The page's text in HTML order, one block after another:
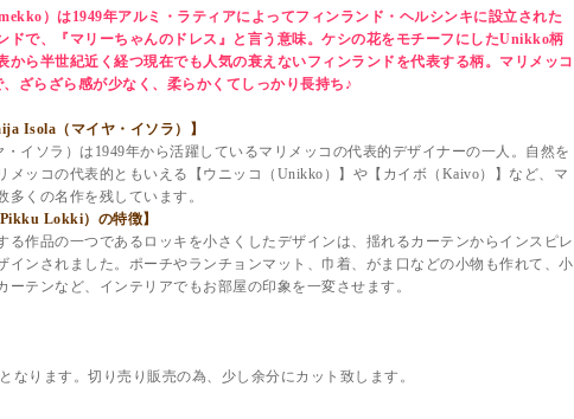
）は1949年アルミ・ラティアによってフィンランド・ヘルシンキに設立された
ドで、『マリーちゃんのドレス』と言う意味。ケシの花をモチーフにしたUnikko柄
から半世紀近く経つ現在でも人気の衰えないフィンランドを代表する柄。マリメッコ
ざらざら感が少なく、柔らかくてしっかり長持ち♪
Isola（マイヤ・イソラ）】
・イソラ）は1949年から活躍しているマリメッコの代表的デザイナーの一人。自然を
メッコの代表的ともいえる【ウニッコ（Unikko）】や【カイボ（Kaivo）】など、マ
多くの名作を残しています。
Lokki）の特徴】
る作品の一つであるロッキを小さくしたデザインは、揺れるカーテンからインスピレ
インされました。ポーチやランチョンマット、巾着、がま口などの小物も作れて、小
ーテンなど、インテリアでもお部屋の印象を一変させます。
なります。切り売り販売の為、少し余分にカット致します。